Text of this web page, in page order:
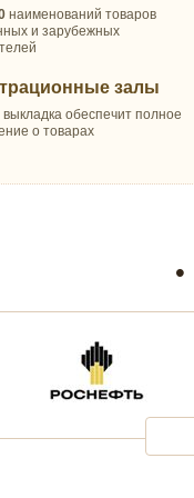
наименований товаров
и зарубежных
залы
обеспечит полное
о товарах